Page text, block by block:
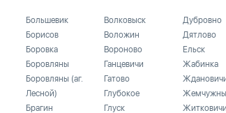
Большевик
Борисов
Боровка
Боровляны
Боровляны (аг.
Лесной)
Брагин
Волковыск
Воложин
Вороново
Ганцевичи
Гатово
Глубокое
Глуск
Дубровно
Дятлово
Ельск
Жабинка
Житковичи